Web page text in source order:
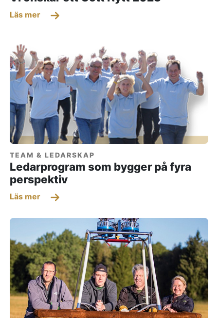
Läs mer
TEAM & LEDARSKAP
Ledarprogram som bygger på fyra
perspektiv
Läs mer